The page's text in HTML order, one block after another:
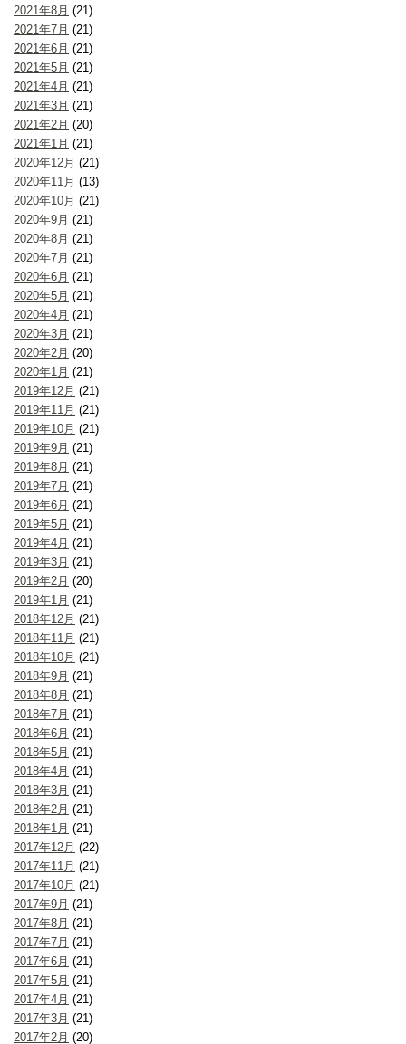
2021年8月 (21)
2021年7月 (21)
2021年6月 (21)
2021年5月 (21)
2021年4月 (21)
2021年3月 (21)
2021年2月 (20)
2021年1月 (21)
2020年12月 (21)
2020年11月 (13)
2020年10月 (21)
2020年9月 (21)
2020年8月 (21)
2020年7月 (21)
2020年6月 (21)
2020年5月 (21)
2020年4月 (21)
2020年3月 (21)
2020年2月 (20)
2020年1月 (21)
2019年12月 (21)
2019年11月 (21)
2019年10月 (21)
2019年9月 (21)
2019年8月 (21)
2019年7月 (21)
2019年6月 (21)
2019年5月 (21)
2019年4月 (21)
2019年3月 (21)
2019年2月 (20)
2019年1月 (21)
2018年12月 (21)
2018年11月 (21)
2018年10月 (21)
2018年9月 (21)
2018年8月 (21)
2018年7月 (21)
2018年6月 (21)
2018年5月 (21)
2018年4月 (21)
2018年3月 (21)
2018年2月 (21)
2018年1月 (21)
2017年12月 (22)
2017年11月 (21)
2017年10月 (21)
2017年9月 (21)
2017年8月 (21)
2017年7月 (21)
2017年6月 (21)
2017年5月 (21)
2017年4月 (21)
2017年3月 (21)
2017年2月 (20)